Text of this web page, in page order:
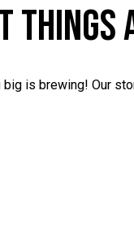
THINGS
big is brewing! Our